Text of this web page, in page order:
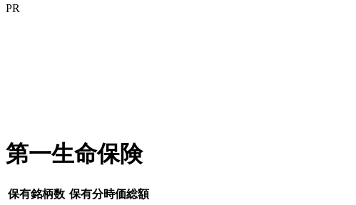
PR
第一生命保険
保有銘柄数 保有分時価総額